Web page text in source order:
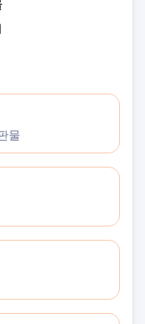
물